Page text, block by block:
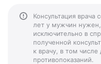
Консультация врача
лет у мужчин нужен,
исключительно в
полученной
к врачу, в том
противопоказаний.